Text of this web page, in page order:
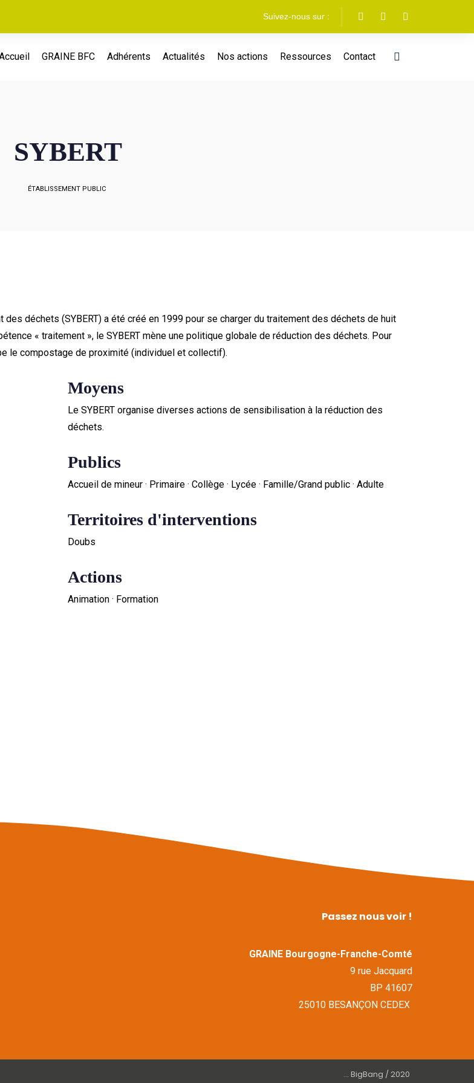
Suivez-nous sur :
GRAINE BFC Adhérents Actualités Nos actions Ressources Contact
SYBERT
ÉTABLISSEMENT PUBLIC
déchets (SYBERT) a été créé en 1999 pour se charger du traitement des déchets de huit
« traitement », le SYBERT mène une politique globale de réduction des déchets. Pour
le compostage de proximité (individuel et collectif).
Moyens
Le SYBERT organise diverses actions de sensibilisation à la réduction des
déchets.
Publics
Accueil de mineur · Primaire · Collège · Lycée · Famille/Grand public · Adulte
Territoires d'interventions
Doubs
Actions
Animation · Formation
Passez nous voir !
GRAINE Bourgogne-Franche-Comté
9 rue Jacquard
BP 41607
25010 BESANÇON CEDEX
... BigBang / 2020